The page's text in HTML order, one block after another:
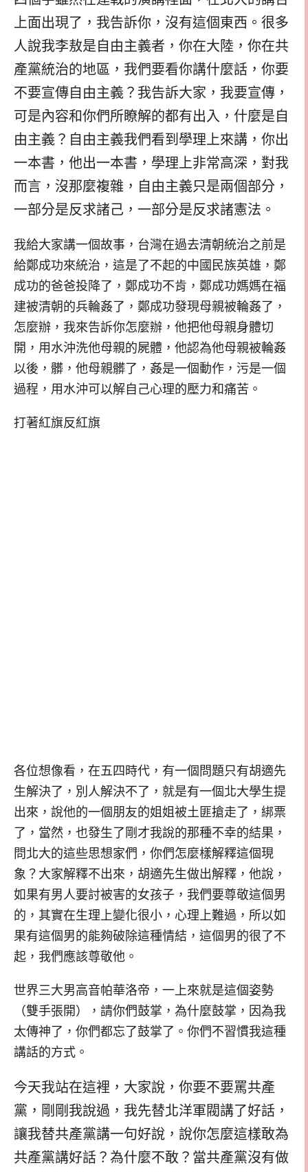
上面出現了，我告訴你，沒有這個東西。很多
人說我李敖是自由主義者，你在大陸，你在共
產黨統治的地區，我們要看你講什麼話，你要
不要宣傳自由主義？我告訴大家，我要宣傳，
可是內容和你們所瞭解的都有出入，什麼是自
由主義？自由主義我們看到學理上來講，你出
一本書，他出一本書，學理上非常高深，對我
而言，沒那麼複雜，自由主義只是兩個部分，
一部分是反求諸己，一部分是反求諸憲法。
我給大家講一個故事，台灣在過去清朝統治之前是
給鄭成功來統治，這是了不起的中國民族英雄，鄭
成功的爸爸投降了，鄭成功不肯，鄭成功媽媽在福
建被清朝的兵輪姦了，鄭成功發現母親被輪姦了，
怎麼辦，我來告訴你怎麼辦，他把他母親身體切
開，用水沖洗他母親的屍體，他認為他母親被輪姦
以後，髒，他母親髒了，姦是一個動作，污是一個
過程，用水沖可以解自己心理的壓力和痛苦。
打著紅旗反紅旗
各位想像看，在五四時代，有一個問題只有胡適先
生解決了，別人解決不了，就是有一個北大學生提
出來，說他的一個朋友的姐姐被土匪搶走了，綁票
了，當然，也發生了剛才我說的那種不幸的結果，
問北大的這些思想家們，你們怎麼樣解釋這個現
象？大家解釋不出來，胡適先生做出解釋，他說，
如果有男人要討被害的女孩子，我們要尊敬這個男
的，其實在生理上變化很小，心理上難過，所以如
果有這個男的能夠破除這種情結，這個男的很了不
起，我們應該尊敬他。
世界三大男高音帕華洛帝，一上來就是這個姿勢
（雙手張開），請你們鼓掌，為什麼鼓掌，因為我
太傳神了，你們都忘了鼓掌了。你們不習慣我這種
講話的方式。
今天我站在這裡，大家說，你要不要罵共產
黨，剛剛我說過，我先替北洋軍閥講了好話，
讓我替共產黨講一句好說，說你怎麼這樣敢為
共產黨講好話？為什麼不敢？當共產黨沒有做